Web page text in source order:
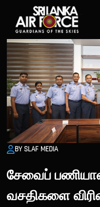
BY SLAF MEDIA
சேவைப்
வசதிகளை